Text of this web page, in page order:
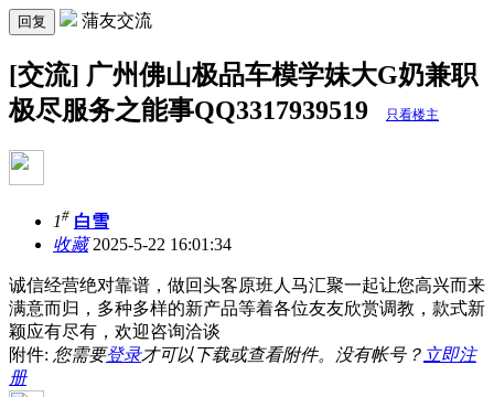
回复 蒲友交流
[交流] 广州佛山极品车模学妹大G奶兼职
极尽服务之能事QQ3317939519
只看楼主
1# 白雪
收藏2025-5-22 16:01:34
诚信经营绝对靠谱，做回头客原班人马汇聚一起让您高兴而来
满意而归，多种多样的新产品等着各位友友欣赏调教，款式新
颖应有尽有，欢迎咨询洽谈
附件: 您需要登录才可以下载或查看附件。没有帐号？ 立即注
册